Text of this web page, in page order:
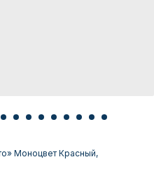
Моноцвет Красный,